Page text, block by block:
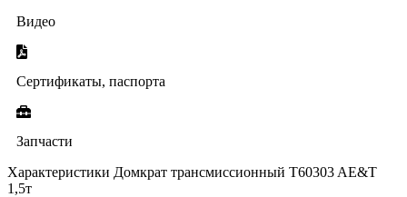
Видео
Сертификаты, паспорта
Запчасти
Характеристики Домкрат трансмиссионный T60303 AE&T
1,5т